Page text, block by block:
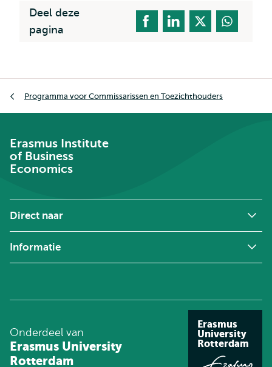
Deel deze
pagina
Programma voor Commissarissen en Toezichthouders
Erasmus Institute
of Business
Economics
Direct naar
Informatie
Onderdeel van
Erasmus University
Rotterdam
Erasmus
University
Rotterdam